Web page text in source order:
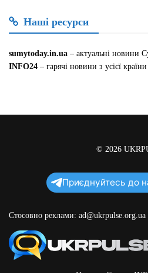
Наші ресурси
sumytoday.in.ua – актуальні новини
INFO24 – гарячі новини з усієї країни
© 2026
Приєднуйтесь до
Стосовно реклами: ad@ukrpulse.org.ua